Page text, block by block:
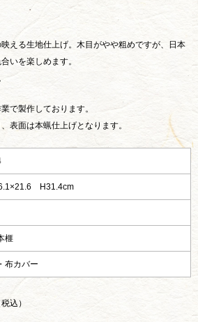
える生地仕上げ。木目がやや粗めですが、日本
いを楽しめます。
で製作しております。
表面は本蝋仕上げとなります。
H31.4cm
榧
布カバー
税込）